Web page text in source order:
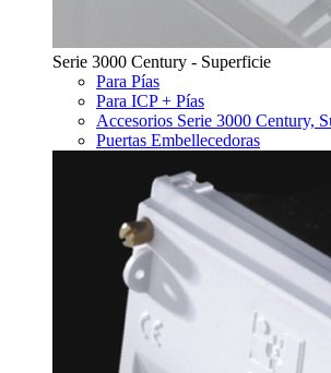
Serie 3000 Century - Superficie
Para Pías
Para ICP + Pías
Accesorios Serie 3000 Century,
Puertas Embellecedoras